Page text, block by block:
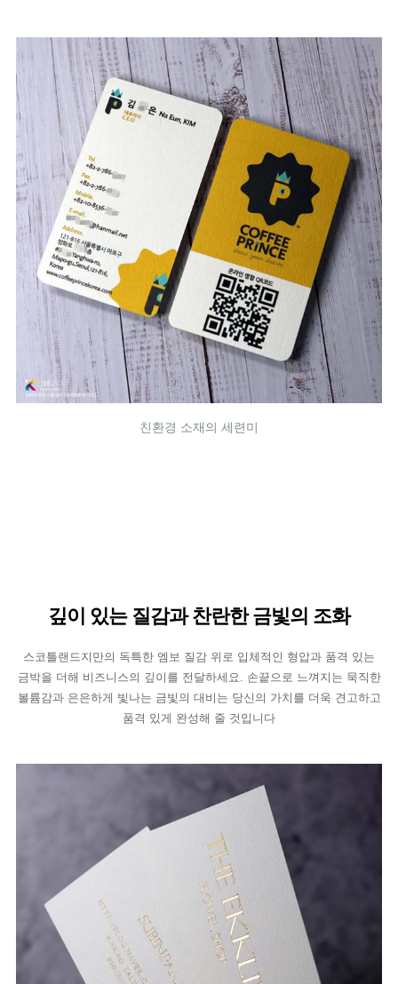
친환경 소재의 세련미
깊이 있는 질감과 찬란한 금빛의 조화
스코틀랜드지만의 독특한 엠보 질감 위로 입체적인 형압과 품격 있는
금박을 더해 비즈니스의 깊이를 전달하세요. 손끝으로 느껴지는 묵직한
볼륨감과 은은하게 빛나는 금빛의 대비는 당신의 가치를 더욱 견고하고
품격 있게 완성해 줄 것입니다